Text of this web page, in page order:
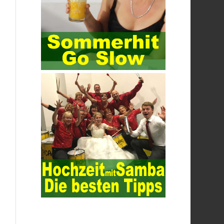
key, the network key shared by both
parties is required. The data is transmitted
and received. Processing can ensure the
security of the data. In this process, the
encryption key can hide the data
information, and other settings can be
made. The main purpose is to ensure the
security of the data. The security function
of the encryption key has become a very
important part of the security of the
Internet. In the course of operation, it is
necessary to raise the awareness of the
security risks of the Internet network
technology and prevent the theft of
Internet data. The On-site Audit
Implementation System (AO) has played a
huge role in auditing. It provides a large
number of transformation templates for
easy collection and conversion of financial